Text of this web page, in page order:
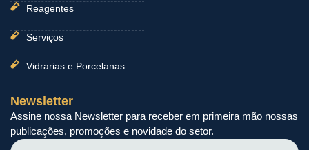
Reagentes
Serviços
Vidrarias e Porcelanas
Newsletter
Assine nossa Newsletter para receber em primeira mão nossas
publicações, promoções e novidade do setor.
Nome